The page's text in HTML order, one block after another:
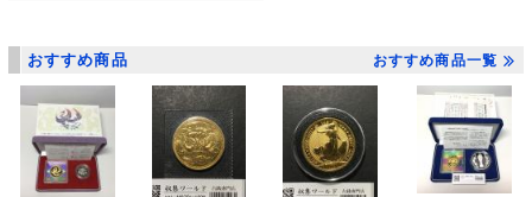
おすすめ商品 おすすめ商品一覧